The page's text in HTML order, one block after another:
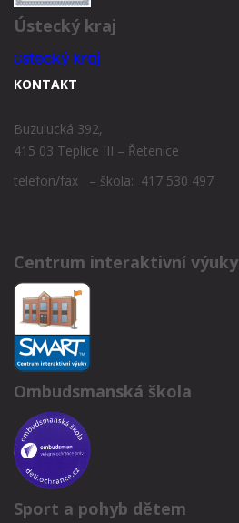
Ústecký kraj
KONTAKT
Buzulucká 392,
415 03 Teplice III – Řetenice
telefon/fax – škola: 417 530 497
Centrum interaktivní výuky
Ombudsmanská škola
Sport a pohyb dětem